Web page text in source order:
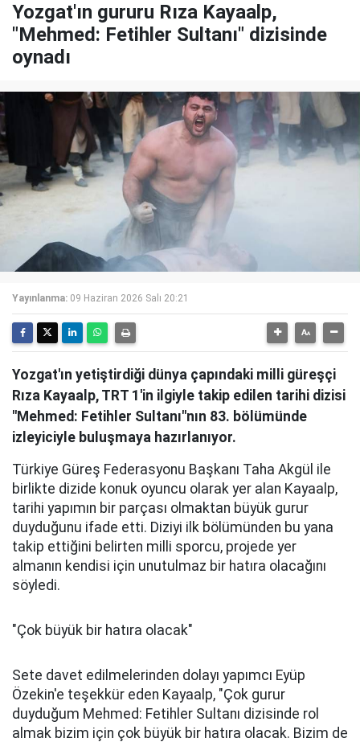
Yozgat'ın gururu Rıza Kayaalp,
"Mehmed: Fetihler Sultanı" dizisinde
oynadı
Yayınlanma: 09 Haziran 2026 Salı 20:21
Yozgat'ın yetiştirdiği dünya çapındaki milli güreşçi
Rıza Kayaalp, TRT 1'in ilgiyle takip edilen tarihi dizisi
"Mehmed: Fetihler Sultanı"nın 83. bölümünde
izleyiciyle buluşmaya hazırlanıyor.
Türkiye Güreş Federasyonu Başkanı Taha Akgül ile
birlikte dizide konuk oyuncu olarak yer alan Kayaalp,
tarihi yapımın bir parçası olmaktan büyük gurur
duyduğunu ifade etti. Diziyi ilk bölümünden bu yana
takip ettiğini belirten milli sporcu, projede yer
almanın kendisi için unutulmaz bir hatıra olacağını
söyledi.
"Çok büyük bir hatıra olacak"
Sete davet edilmelerinden dolayı yapımcı Eyüp
Özekin'e teşekkür eden Kayaalp, "Çok gurur
duyduğum Mehmed: Fetihler Sultanı dizisinde rol
almak bizim için çok büyük bir hatıra olacak. Bizim de